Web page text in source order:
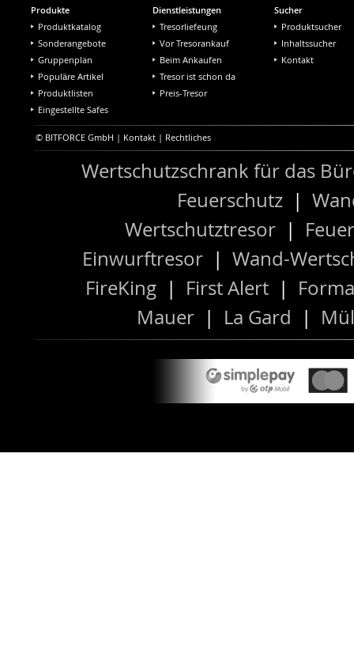
Produkte
Produktkatalog
Sonderangebote
Gruppenplan
Populäre Artikel
Produktlisten
Eingestellte Safes
Dienstleistungen
Tresorliefeung
Vor Tresorankauf
Beim Ankaufen
Tresor ist schon da
Preis-Tresor
Sucher
Produktsucher
Inhaltssucher
Kontakt
© BITFORCE GmbH | Kontakt | Rechtliches
Wertschutzschrank für das
Feuerschutz |
Wertschutztresor|
Einwurftresor| Wand-
FireKing | First Alert |
Mauer | La Gard |